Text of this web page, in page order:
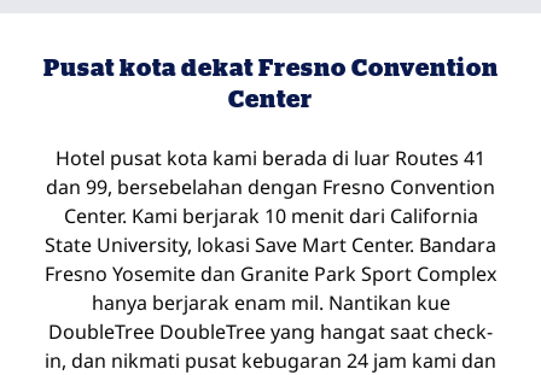
Pusat kota dekat Fresno Convention
Center
Hotel pusat kota kami berada di luar Routes 41
dan 99, bersebelahan dengan Fresno Convention
Center. Kami berjarak 10 menit dari California
State University, lokasi Save Mart Center. Bandara
Fresno Yosemite dan Granite Park Sport Complex
hanya berjarak enam mil. Nantikan kue
DoubleTree DoubleTree yang hangat saat check-
in, dan nikmati pusat kebugaran 24 jam kami dan